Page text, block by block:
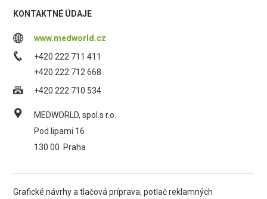
KONTAKTNÉ ÚDAJE
www.medworld.cz
+420 222 711 411
+420 222 712 668
+420 222 710 534
MEDWORLD, spol.s r.o.
Pod lipami 16
130 00 Praha
Grafické návrhy a tlačová príprava, potlač reklamných